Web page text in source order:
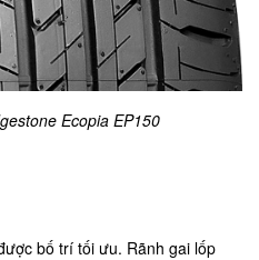
Ecopia EP150
bố trí tối ưu. Rãnh gai lốp